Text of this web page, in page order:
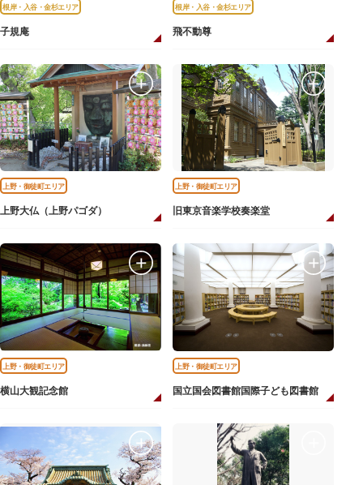
根岸・入谷・金杉エリア
子規庵
根岸・入谷・金杉エリア
飛不動尊
上野・御徒町エリア
上野大仏（上野パゴダ）
上野・御徒町エリア
旧東京音楽学校奏楽堂
上野・御徒町エリア
横山大観記念館
上野・御徒町エリア
国立国会図書館国際子ども図書館